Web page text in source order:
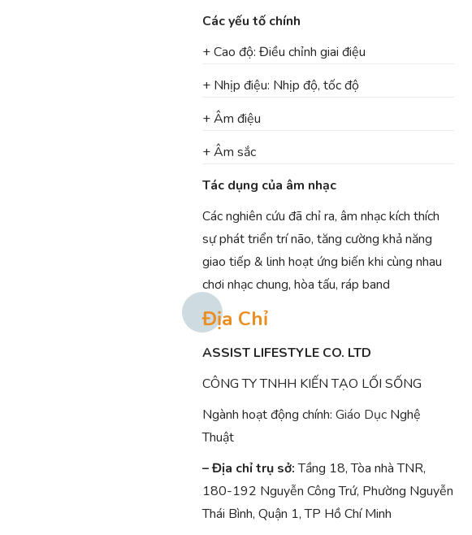
Các yếu tố chính
+ Cao độ: Điều chỉnh giai điệu
+ Nhịp điệu: Nhịp độ, tốc độ
+ Âm điệu
+ Âm sắc
Tác dụng của âm nhạc
Các nghiên cứu đã chỉ ra, âm nhạc kích thích
sự phát triển trí não, tăng cường khả năng
giao tiếp & linh hoạt ứng biến khi cùng nhau
chơi nhạc chung, hòa tấu, ráp band
Địa Chỉ
ASSIST LIFESTYLE CO. LTD
CÔNG TY TNHH KIẾN TẠO LỐI SỐNG
Ngành hoạt động chính: Giáo Dục Nghệ
Thuật
– Địa chỉ trụ sở:Tầng 18, Tòa nhà TNR,
180-192 Nguyễn Công Trứ, Phường Nguyễn
Thái Bình, Quận 1, TP Hồ Chí Minh